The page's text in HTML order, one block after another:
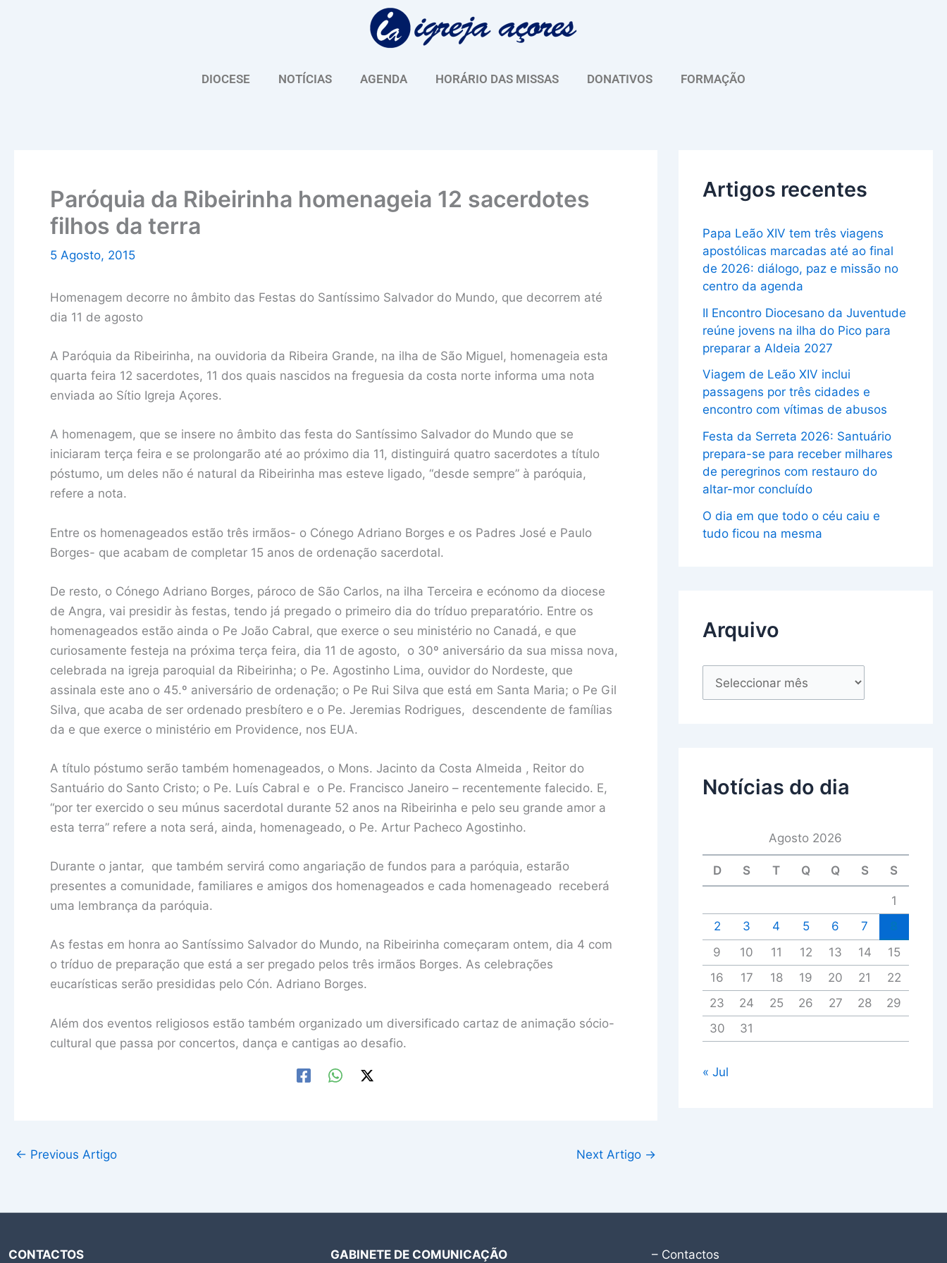
DIOCESE NOTÍCIAS AGENDA HORÁRIO DAS MISSAS DONATIVOS FORMAÇÃO
Paróquia da Ribeirinha homenageia 12 sacerdotes
filhos da terra
5 Agosto, 2015
Homenagem decorre no âmbito das Festas do Santíssimo Salvador do Mundo, que decorrem até
dia 11 de agosto
A Paróquia da Ribeirinha, na ouvidoria da Ribeira Grande, na ilha de São Miguel, homenageia esta
quarta feira 12 sacerdotes, 11 dos quais nascidos na freguesia da costa norte informa uma nota
enviada ao Sítio Igreja Açores.
A homenagem, que se insere no âmbito das festa do Santíssimo Salvador do Mundo que se
iniciaram terça feira e se prolongarão até ao próximo dia 11, distinguirá quatro sacerdotes a título
póstumo, um deles não é natural da Ribeirinha mas esteve ligado, “desde sempre” à paróquia,
refere a nota.
Entre os homenageados estão três irmãos- o Cónego Adriano Borges e os Padres José e Paulo
Borges- que acabam de completar 15 anos de ordenação sacerdotal.
De resto, o Cónego Adriano Borges, pároco de São Carlos, na ilha Terceira e ecónomo da diocese
de Angra, vai presidir às festas, tendo já pregado o primeiro dia do tríduo preparatório. Entre os
homenageados estão ainda o Pe João Cabral, que exerce o seu ministério no Canadá, e que
curiosamente festeja na próxima terça feira, dia 11 de agosto, o 30º aniversário da sua missa nova,
celebrada na igreja paroquial da Ribeirinha; o Pe. Agostinho Lima, ouvidor do Nordeste, que
assinala este ano o 45.º aniversário de ordenação; o Pe Rui Silva que está em Santa Maria; o Pe Gil
Silva, que acaba de ser ordenado presbítero e o Pe. Jeremias Rodrigues, descendente de famílias
da e que exerce o ministério em Providence, nos EUA.
A título póstumo serão também homenageados, o Mons. Jacinto da Costa Almeida , Reitor do
Santuário do Santo Cristo; o Pe. Luís Cabral e o Pe. Francisco Janeiro – recentemente falecido. E,
“por ter exercido o seu múnus sacerdotal durante 52 anos na Ribeirinha e pelo seu grande amor a
esta terra” refere a nota será, ainda, homenageado, o Pe. Artur Pacheco Agostinho.
Durante o jantar, que também servirá como angariação de fundos para a paróquia, estarão
presentes a comunidade, familiares e amigos dos homenageados e cada homenageado receberá
uma lembrança da paróquia.
As festas em honra ao Santíssimo Salvador do Mundo, na Ribeirinha começaram ontem, dia 4 com
o tríduo de preparação que está a ser pregado pelos três irmãos Borges. As celebrações
eucarísticas serão presididas pelo Cón. Adriano Borges.
Além dos eventos religiosos estão também organizado um diversificado cartaz de animação sócio-
cultural que passa por concertos, dança e cantigas ao desafio.
← Previous Artigo Next Artigo →
Artigos recentes
Papa Leão XIV tem três viagens
apostólicas marcadas até ao final
de 2026: diálogo, paz e missão no
centro da agenda
II Encontro Diocesano da Juventude
reúne jovens na ilha do Pico para
preparar a Aldeia 2027
Viagem de Leão XIV inclui
passagens por três cidades e
encontro com vítimas de abusos
Festa da Serreta 2026: Santuário
prepara-se para receber milhares
de peregrinos com restauro do
altar-mor concluído
O dia em que todo o céu caiu e
tudo ficou na mesma
Arquivo
u
Notícias do dia
Agosto 2026
D S T Q Q S S
1
2
3 4 5 6 7
9
10 11 12 13 14
15
16
17 18 19 20 21
22
23
24 25 26 27 28
29
30
31
« Jul
CONTACTOS GABINETE DE COMUNICAÇÃO – Contactos